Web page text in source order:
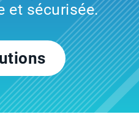
et sécurisée.